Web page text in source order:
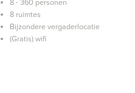
8 - 360 personen
8 ruimtes
Bijzondere vergaderlocatie
(Gratis) wifi